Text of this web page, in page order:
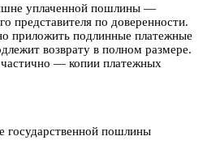
уплаченной пошлины —
представителя по доверенности.
приложить подлинные платежные
возврату в полном размере.
— копии платежных
государственной пошлины